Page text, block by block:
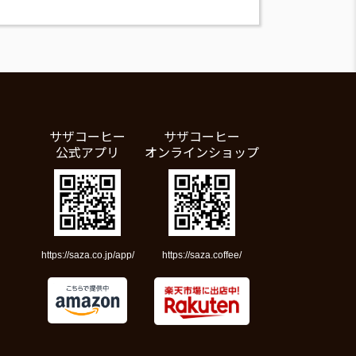
サザコーヒー
公式アプリ
https://saza.co.jp/app/
サザコーヒー
オンラインショップ
https://saza.coffee/